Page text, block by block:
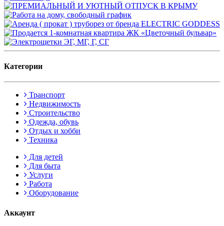
Категории
Транспорт
Недвижимость
Строительство
Одежда, обувь
Отдых и хобби
Техника
Для детей
Для быта
Услуги
Работа
Оборудование
Аккаунт